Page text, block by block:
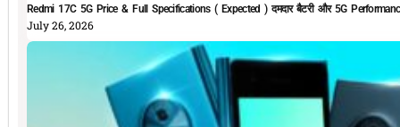
Redmi 17C 5G Price & Full Specifications ( Expected ) दमदार बैटरी और 5G
July 26, 2026